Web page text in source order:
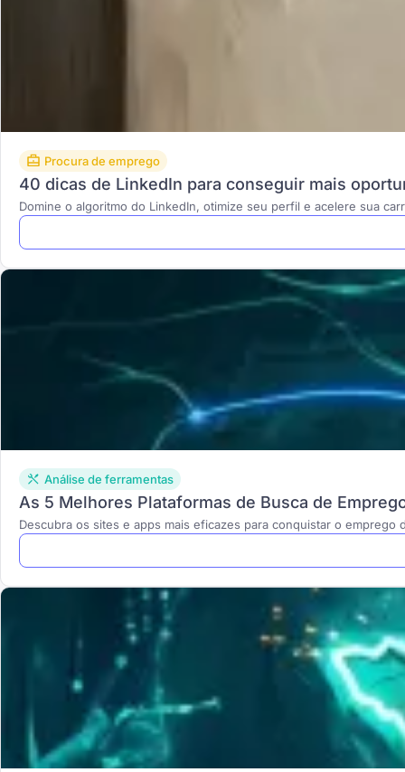
Procura de emprego
40 dicas de LinkedIn para conseguir mais
Domine o algoritmo do LinkedIn, otimize seu perfil e acelere sua
Análise de ferramentas
As 5 Melhores Plataformas de Busca de
Descubra os sites e apps mais eficazes para conquistar o